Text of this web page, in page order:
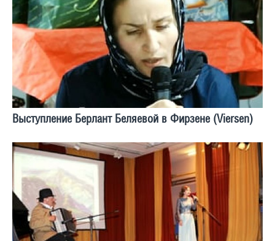
Выступление Берлант Беляевой в Фирзене (Viersen)